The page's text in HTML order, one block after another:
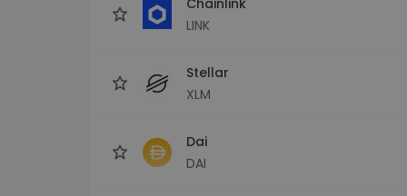
LINK
Stellar
XLM
Dai
DAI